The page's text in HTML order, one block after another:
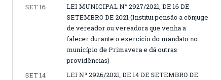
SET 16
LEI MUNICIPAL N° 2927/2021, DE 16 DE
SETEMBRO DE 2021 (Institui pensão a cônjuge
de vereador ou vereadora que venha a
falecer durante o exercício do mandato no
município de Primavera e dá outras
providências)
SET 14
LEI Nº 2926/2021, DE 14 DE SETEMBRO DE